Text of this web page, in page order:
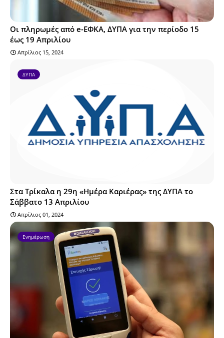
Οι πληρωμές από e-ΕΦΚΑ, ΔΥΠΑ για την περίοδο 15
έως 19 Απριλίου
Απρίλιος 15, 2024
ΔΥΠΑ
Στα Τρίκαλα η 29η «Ημέρα Καριέρας» της ΔΥΠΑ το
Σάββατο 13 Απριλίου
Απρίλιος 01, 2024
Ενημέρωση